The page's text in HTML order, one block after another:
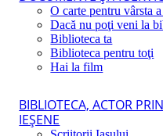
O carte pentru vârsta
Dacă nu poţi veni la
Biblioteca ta
Biblioteca pentru toţi
Hai la film
BIBLIOTECA, ACTOR
IEŞENE